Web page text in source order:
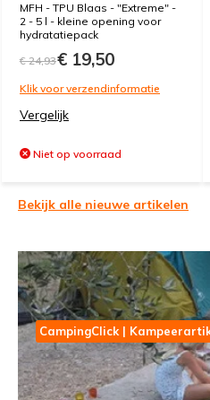
MFH - TPU Blaas - "Extreme" -
2 - 5 l - kleine opening voor
hydratatiepack
€ 24,93€ 19,50
Klik voor verzendinformatie
Vergelijk
Niet op voorraad
Bekijk alle nieuwe artikelen
CampingClick |